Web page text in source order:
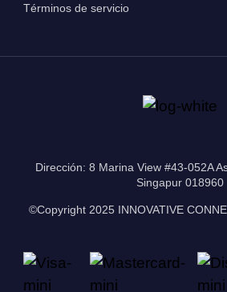
Términos de servicio
Dirección: 8 Marina View #43-052A
Singapur 018960
©Copyright 2025 INNOVATIVE